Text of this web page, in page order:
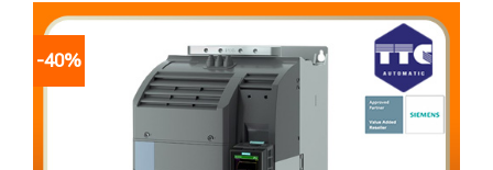
-40%